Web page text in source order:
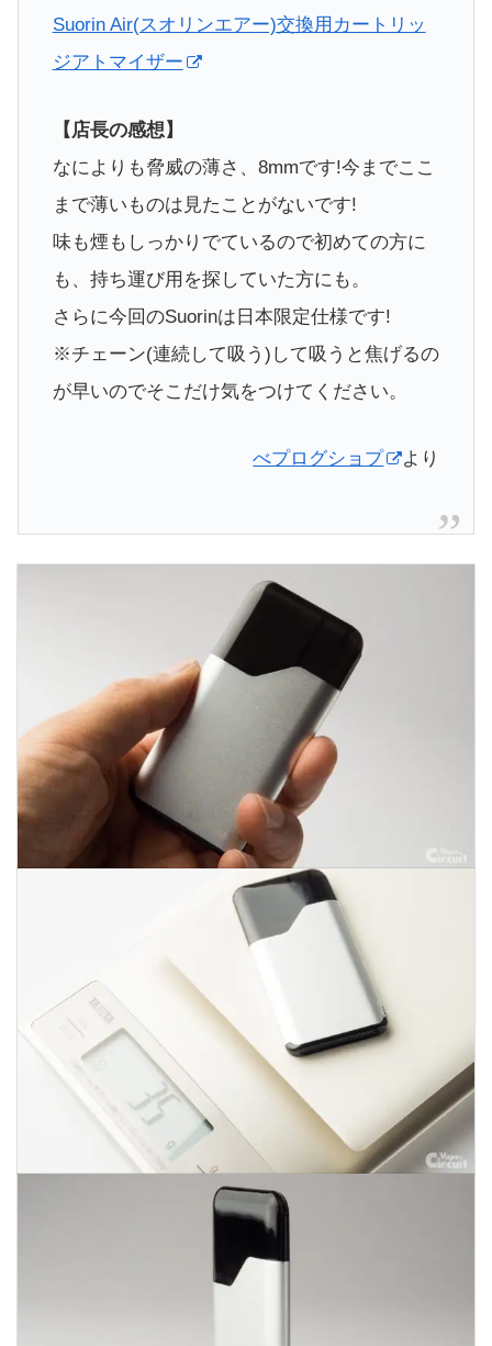
Suorin Air(スオリンエアー)交換用カートリッ
ジアトマイザー
【店長の感想】
なによりも脅威の薄さ、8mmです!今までここ
まで薄いものは見たことがないです!
味も煙もしっかりでているので初めての方に
も、持ち運び用を探していた方にも。
さらに今回のSuorinは日本限定仕様です!
※チェーン(連続して吸う)して吸うと焦げるの
が早いのでそこだけ気をつけてください。
べプログショプ より